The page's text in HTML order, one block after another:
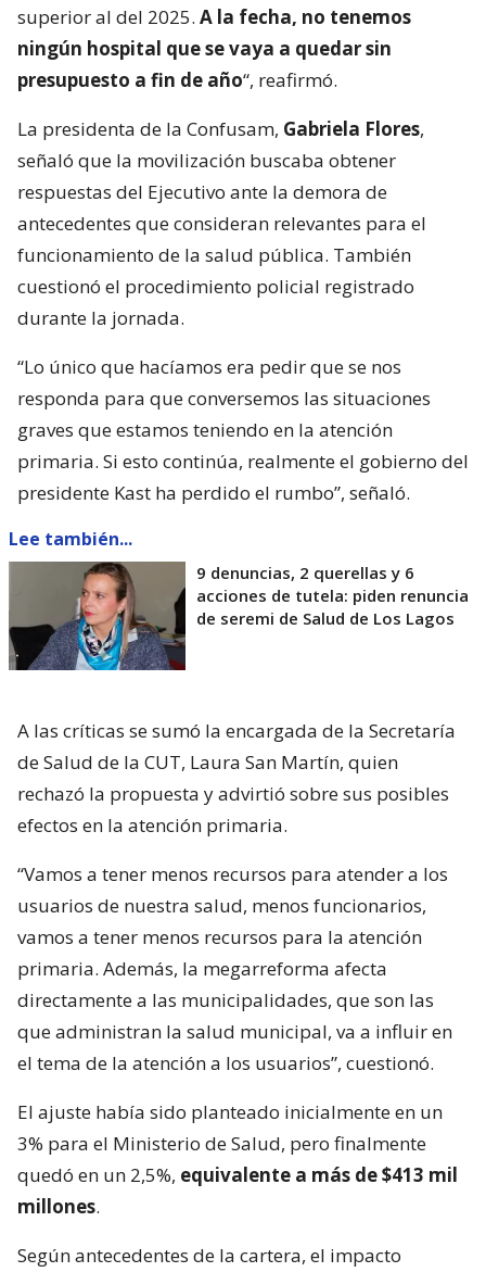
superior al del 2025. A la fecha, no tenemos
ningún hospital que se vaya a quedar sin
presupuesto a fin de año“, reafirmó.
La presidenta de la Confusam, Gabriela Flores,
señaló que la movilización buscaba obtener
respuestas del Ejecutivo ante la demora de
antecedentes que consideran relevantes para el
funcionamiento de la salud pública. También
cuestionó el procedimiento policial registrado
durante la jornada.
“Lo único que hacíamos era pedir que se nos
responda para que conversemos las situaciones
graves que estamos teniendo en la atención
primaria. Si esto continúa, realmente el gobierno del
presidente Kast ha perdido el rumbo”, señaló.
Lee también...
9 denuncias, 2 querellas y 6
acciones de tutela: piden renuncia
de seremi de Salud de Los Lagos
A las críticas se sumó la encargada de la Secretaría
de Salud de la CUT, Laura San Martín, quien
rechazó la propuesta y advirtió sobre sus posibles
efectos en la atención primaria.
“Vamos a tener menos recursos para atender a los
usuarios de nuestra salud, menos funcionarios,
vamos a tener menos recursos para la atención
primaria. Además, la megarreforma afecta
directamente a las municipalidades, que son las
que administran la salud municipal, va a influir en
el tema de la atención a los usuarios”, cuestionó.
El ajuste había sido planteado inicialmente en un
3% para el Ministerio de Salud, pero finalmente
quedó en un 2,5%, equivalente a más de $413 mil
millones.
Según antecedentes de la cartera, el impacto